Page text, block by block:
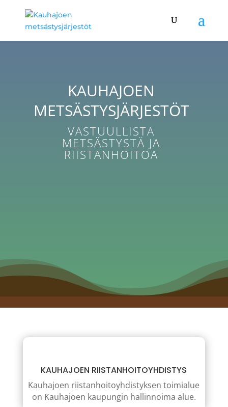
KAUHAJOEN
METSÄSTYSJÄRJESTÖT
VASTUULLISTA
METSÄSTYSTÄ JA
RIISTANHOITOA
KAUHAJOEN RIISTANHOITOYHDISTYS
Kauhajoen riistanhoitoyhdistyksen toimialue
on Kauhajoen kaupungin hallinnoima alue.